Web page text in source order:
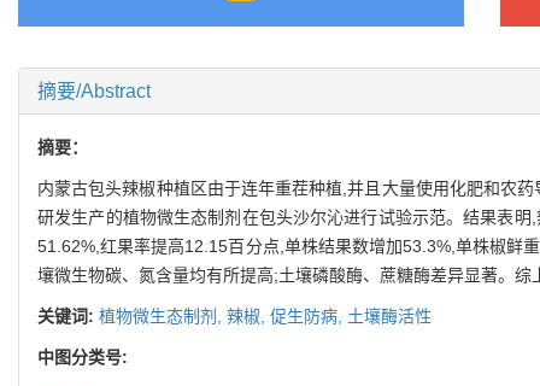
摘要/Abstract
摘要：
内蒙古包头辣椒种植区由于连年重茬种植,并且大量使用化肥和农
研发生产的植物微生态制剂在包头沙尔沁进行试验示范。结果表
51.62%,红果率提高12.15百分点,单株结果数增加53.3%,单株椒鲜
壤微生物碳、氮含量均有所提高;土壤磷酸酶、蔗糖酶差异显著。
关键词: 植物微生态制剂, 辣椒, 促生防病, 土壤酶活性
中图分类号: